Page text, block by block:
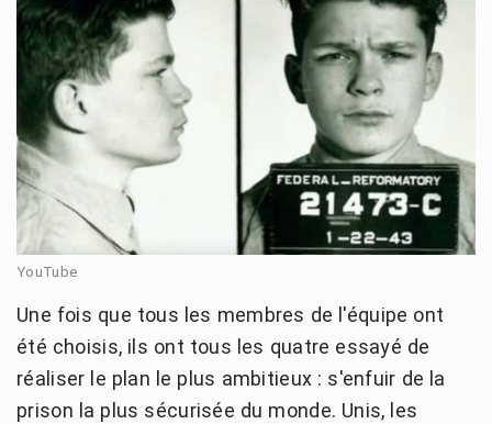
YouTube
Une fois que tous les membres de l'équipe ont
été choisis, ils ont tous les quatre essayé de
réaliser le plan le plus ambitieux : s'enfuir de la
prison la plus sécurisée du monde. Unis, les